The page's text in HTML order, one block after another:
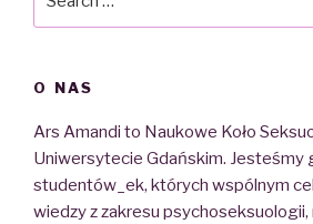
O NAS
Ars Amandi to Naukowe Koło
Uniwersytecie Gdańskim. Jesteśmy
studentów_ek, których wspólnym
wiedzy z zakresu